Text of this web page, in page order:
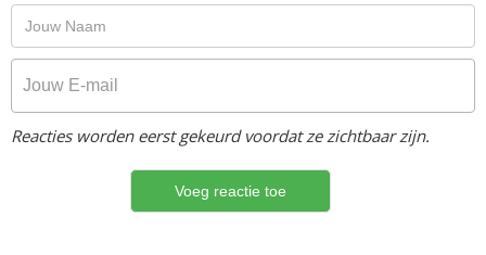
Reacties worden eerst gekeurd voordat ze zichtbaar zijn.